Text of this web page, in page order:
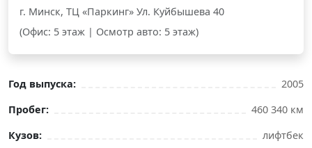
г. Минск, ТЦ «Паркинг» Ул. Куйбышева 40
(Офис: 5 этаж | Осмотр авто: 5 этаж)
Год выпуска:
2005
Пробег:
460 340 км
Кузов:
лифтбек